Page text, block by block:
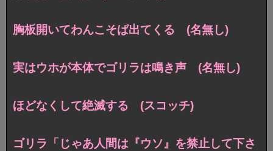
胸板開いてわんこそば出てくる (名無し)
実はウホが本体でゴリラは鳴き声 (名無し)
ほどなくして絶滅する (スコッチ)
ゴリラ「じゃあ人間は『ウソ』を禁止して下さ